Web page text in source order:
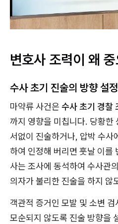
변호사 조력이 왜
수사 초기 진술의 방향 설정
마약류 사건은 수사 초기 경찰
까지 영향을 미칩니다. 당황한
서없이 진술하거나, 압박 수사
하여 인정해 버리면 훗날 이를
사는 조사에 동석하여 수사관
의자가 불리한 진술을 하지 않
객관적 증거인 모발 및 소변
모순되지 않도록 진술 방향을